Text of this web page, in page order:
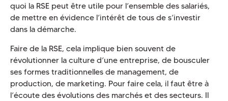
quoi la RSE peut être utile pour l’ensemble des salariés,
de mettre en évidence l’intérêt de tous de s’investir
dans la démarche.
Faire de la RSE, cela implique bien souvent de
révolutionner la culture d’une entreprise, de bousculer
ses formes traditionnelles de management, de
production, de marketing. Pour faire cela, il faut être à
l’écoute des évolutions des marchés et des secteurs. Il